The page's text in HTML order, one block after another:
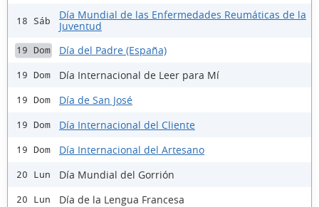
18 Sáb
Día Mundial de las Enfermedades Reumáticas de la
Juventud
19 Dom Día del Padre (España)
19 Dom Día Internacional de Leer para Mí
19 Dom Día de San José
19 Dom Día Internacional del Cliente
19 Dom Día Internacional del Artesano
20 Lun Día Mundial del Gorrión
20 Lun Día de la Lengua Francesa